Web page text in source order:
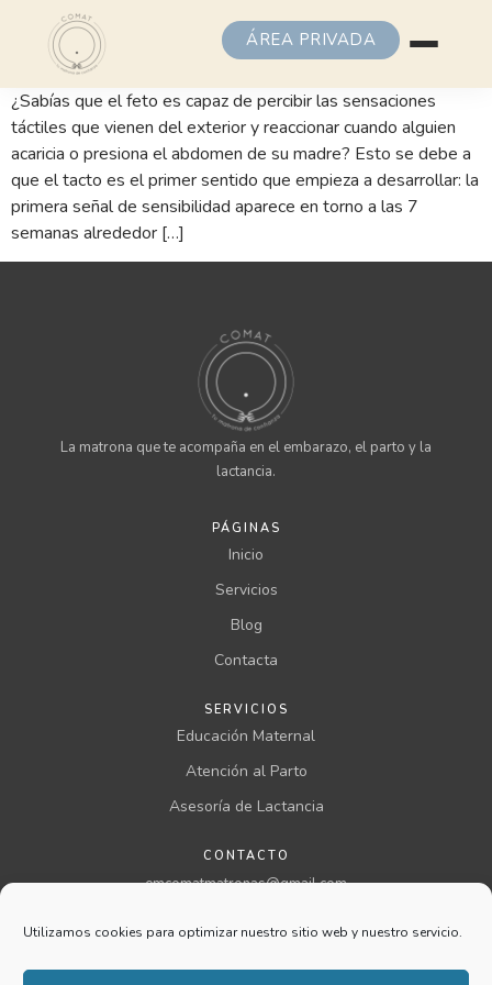
Utilizamos cookies para optimizar nuestro sitio web y nuestro servicio.
ÁREA PRIVADA
¿Sabías que el feto es capaz de percibir las sensaciones
táctiles que vienen del exterior y reaccionar cuando alguien
acaricia o presiona el abdomen de su madre? Esto se debe a
que el tacto es el primer sentido que empieza a desarrollar: la
primera señal de sensibilidad aparece en torno a las 7
semanas alrededor […]
La matrona que te acompaña en el embarazo, el parto y la
lactancia.
PÁGINAS
Inicio
Servicios
Blog
Contacta
SERVICIOS
Educación Maternal
Atención al Parto
Asesoría de Lactancia
CONTACTO
emcomatmatronas@gmail.com
@comatmatronas